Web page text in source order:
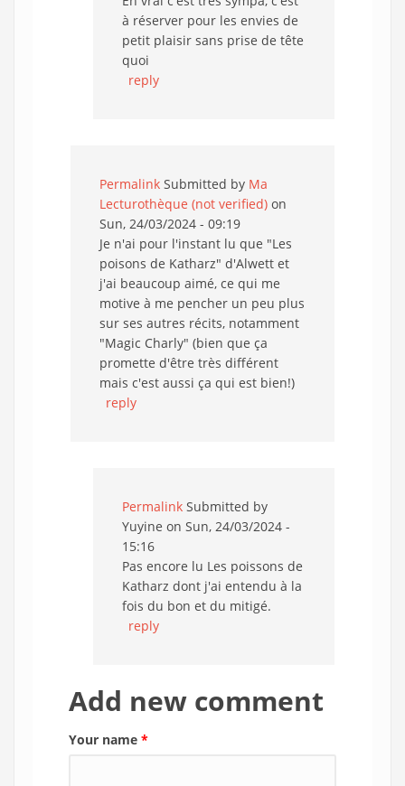
à réserver pour les envies de
petit plaisir sans prise de tête
quoi
reply
Permalink Submitted by Ma
Lecturothèque (not verified) on
Sun, 24/03/2024 - 09:19
Je n'ai pour l'instant lu que "Les
poisons de Katharz" d'Alwett et
j'ai beaucoup aimé, ce qui me
motive à me pencher un peu plus
sur ses autres récits, notamment
"Magic Charly" (bien que ça
promette d'être très différent
mais c'est aussi ça qui est bien!)
reply
Permalink Submitted by
Yuyine on Sun, 24/03/2024 -
15:16
Pas encore lu Les poissons de
Katharz dont j'ai entendu à la
fois du bon et du mitigé.
reply
Add new comment
Your name *